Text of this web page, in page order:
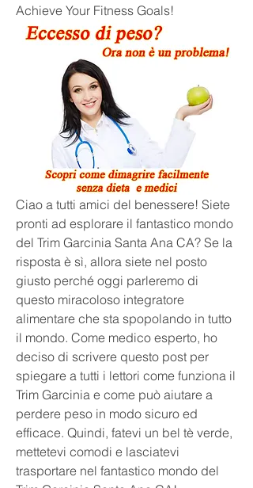
Achieve Your Fitness Goals!
Ciao a tutti amici del benessere! Siete
pronti ad esplorare il fantastico mondo
del Trim Garcinia Santa Ana CA? Se la
risposta è sì, allora siete nel posto
giusto perché oggi parleremo di
questo miracoloso integratore
alimentare che sta spopolando in tutto
il mondo. Come medico esperto, ho
deciso di scrivere questo post per
spiegare a tutti i lettori come funziona il
Trim Garcinia e come può aiutare a
perdere peso in modo sicuro ed
efficace. Quindi, fatevi un bel tè verde,
mettetevi comodi e lasciatevi
trasportare nel fantastico mondo del